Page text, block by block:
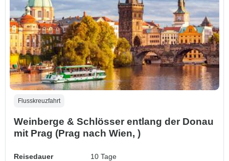
Flusskreuzfahrt
Weinberge & Schlösser entlang der Donau
mit Prag (Prag nach Wien, )
Reisedauer
10 Tage